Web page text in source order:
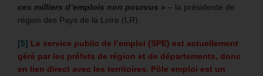
ces milliers d’emplois non pourvus » – la présidente de
région des Pays de la Loire (LR).
[5] Le service public de l’emploi (SPE) est actuellement
géré par les préfets de région et de départements, donc
en lien direct avec les territoires. Pôle emploi est un